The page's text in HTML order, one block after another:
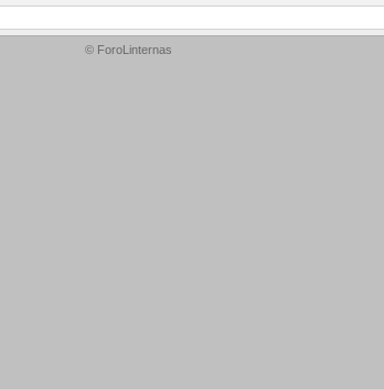
© ForoLinternas